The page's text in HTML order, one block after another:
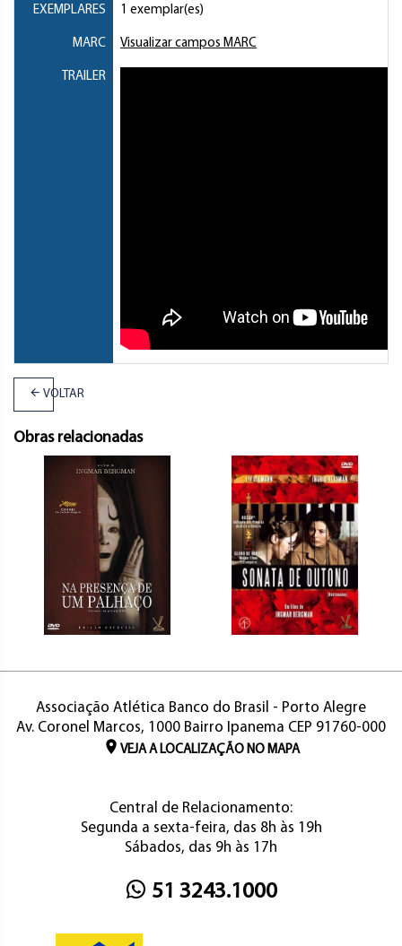
EXEMPLARES 1 exemplar(es)
MARC Visualizar campos MARC
TRAILER
VOLTAR
Obras relacionadas
Associação Atlética Banco do Brasil - Porto Alegre
Av. Coronel Marcos, 1000 Bairro Ipanema CEP 91760-000
VEJA A LOCALIZAÇÃO NO MAPA
Central de Relacionamento:
Segunda a sexta-feira, das 8h às 19h
Sábados, das 9h às 17h
51 3243.1000